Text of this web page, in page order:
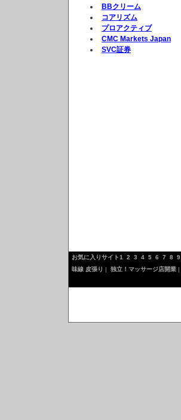
BBクリーム
コアリズム
プロアクティブ
CMC Markets Japan
SVC証券
お気に入りサイト1 2 3 4 5 6 7 8 9
味線 皮張り
独立！マッサージ店開業|